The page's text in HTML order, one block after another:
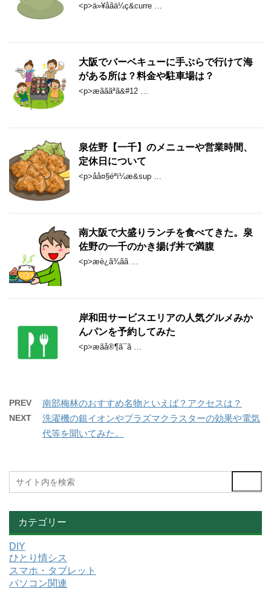
<p>ä»¥åãä¼ç&curre …
大阪でバーベキューに手ぶらで行けて海
がある所は？料金や駐車場は？
<p>æãããªã&#12 …
泉佐野【一千】のメニューや営業時間、
定休日について
<p>åå¤§éªï¼æ&sup …
南大阪で大盛りランチを食べてきた。泉
佐野の一千のかき揚げ丼で満腹
<p>æè¿ã¾ãã …
岸和田サービスエリアの人気グルメみか
んパンを予約してみた
<p>æãå®¶ã¯ã …
PREV 南部梅林のおすすめ名物といえば？アクセスは？
NEXT
洗濯機の銀イオンやプラズマクラスターの効果や電気
代等を聞いてみた。
カテゴリー
DIY
ひとり情シス
スマホ・タブレット
パソコン関連